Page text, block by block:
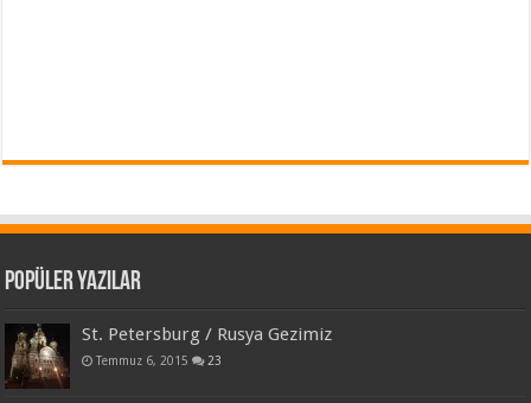
Popüler Yazılar
St. Petersburg / Rusya Gezimiz
Temmuz 6, 2015 23